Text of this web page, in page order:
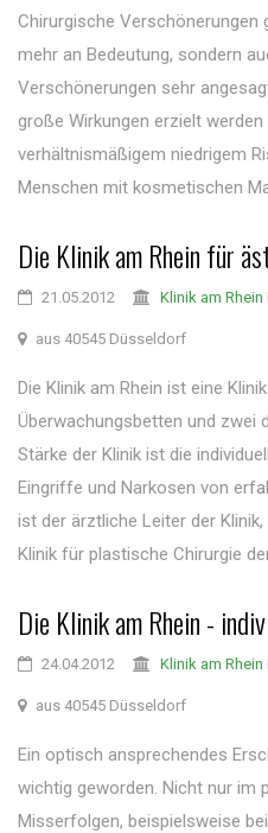
Chirurgische Verschönerungen
mehr an Bedeutung, sondern
Verschönerungen sehr
große Wirkungen erzielt
verhältnismäßigem niedrigem
Menschen mit kosmetischen
Die Klinik am Rhein für
21.05.2012 Klinik am
aus 40545 Düsseldorf
Die Klinik am Rhein ist eine
Überwachungsbetten und zwei
Stärke der Klinik ist die
Eingriffe und Narkosen von
ist der ärztliche Leiter der
Klinik für plastische Chirurgie
Die Klinik am Rhein -
24.04.2012 Klinik am
aus 40545 Düsseldorf
Ein optisch ansprechendes
wichtig geworden. Nicht nur im
Misserfolgen, beispielsweise